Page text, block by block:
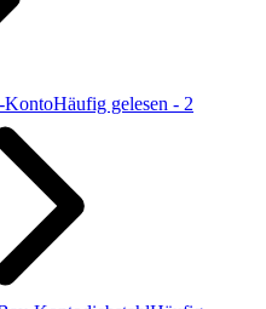
KontoHäufig gelesen - 2